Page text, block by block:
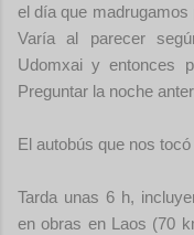
el día que madrugamos
Varía al parecer
Udomxai y entonces
Preguntar la noche
El autobús que nos
Tarda unas 6 h,
en obras en Laos (70